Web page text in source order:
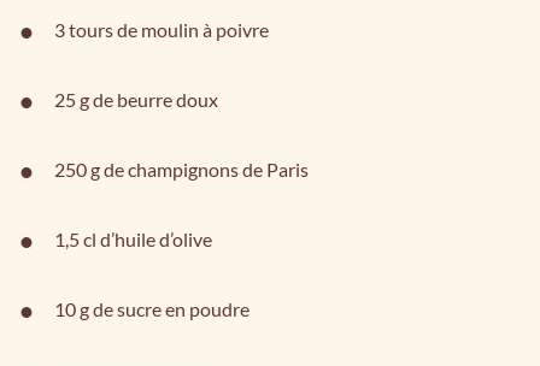
3 tours de moulin à poivre
25 g de beurre doux
250 g de champignons de Paris
1,5 cl d’huile d’olive
10 g de sucre en poudre